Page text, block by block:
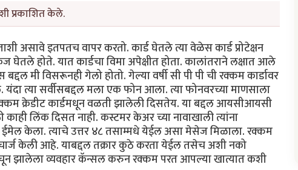
प्रकाशित केले.
असावे इतपतच वापर करतो. कार्ड घेतले त्या वेळेस कार्ड प्रोटेक्षन
होते. यात कार्डचा विमा अपेक्षीत होता. कालांतराने लक्षात आले
मी विसरूनही गेलो होतो. गेल्या वर्षी सी पी पी ची रक्कम कार्डावर
त्या सर्वीसबद्दल मला एक फोन आला. त्या फोनवरच्या माणसाला
क्रेडीट कार्डमधून वळती झालेली दिसतेय. या बद्दल आयसीआयसी
लिंक दिसत नाही. कस्टमर केअर च्या नावाखाली त्यांना
केला. त्याचे उत्तर ४८ तसाम्मधे येईल असा मेसेज मिळाला. रक्कम
चार्ज केली आहे. याबद्दल तक्रार कुठे करता येईल तसेच अशी नको
झालेला व्यवहार कॅन्सल करुन रक्कम परत आपल्या खात्यात कशी